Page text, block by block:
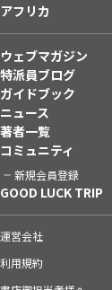
アフリカ
ウェブマガジン
特派員ブログ
ガイドブック
ニュース
著者一覧
コミュニティ
新規会員登録
GOOD LUCK TRIP
運営会社
利用規約